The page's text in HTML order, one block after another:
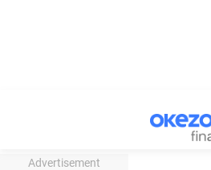
Advertisement